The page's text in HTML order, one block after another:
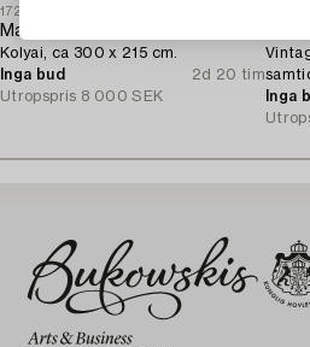
1728502
Matta,
Kolyai, ca 300 x 215 cm.
Inga bud
2d 20 tim
Utropspris 8 000 SEK
Inga